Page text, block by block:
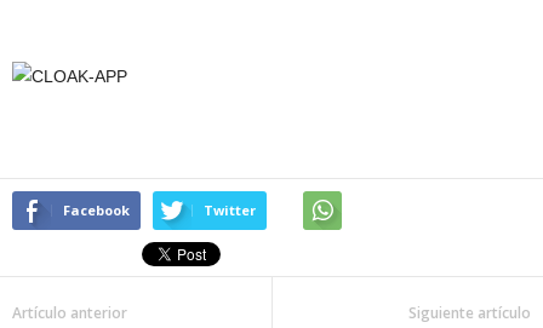
Facebook Twitter
Artículo anterior Siguiente artículo